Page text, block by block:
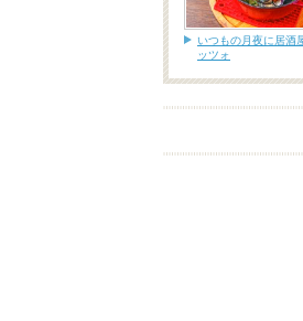
いつもの月夜に居酒
ッツォ